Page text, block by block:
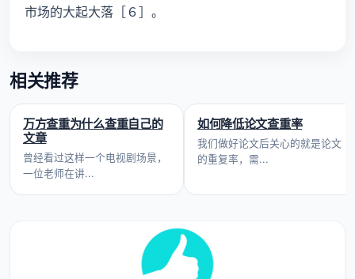
市场的大起大落［６］。
相关推荐
万方查重为什么查重自己的
文章
曾经看过这样一个电视剧场景，
一位老师在讲...
如何降低论文查重率
我们做好论文后关心的就是论文
的重复率，需...